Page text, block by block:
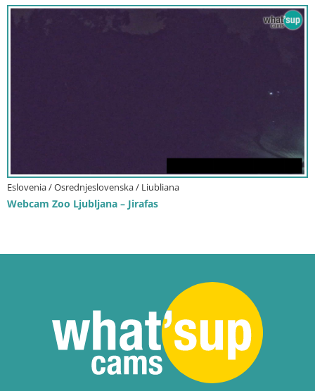
Eslovenia / Osrednjeslovenska / Liubliana
Webcam Zoo Ljubljana – Jirafas